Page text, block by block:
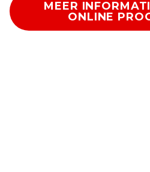
MEER
ONLINE